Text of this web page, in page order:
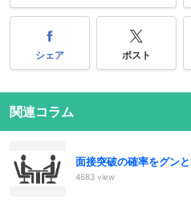
シェア ポスト
関連コラム
面接突破の確率をグン
4683 view